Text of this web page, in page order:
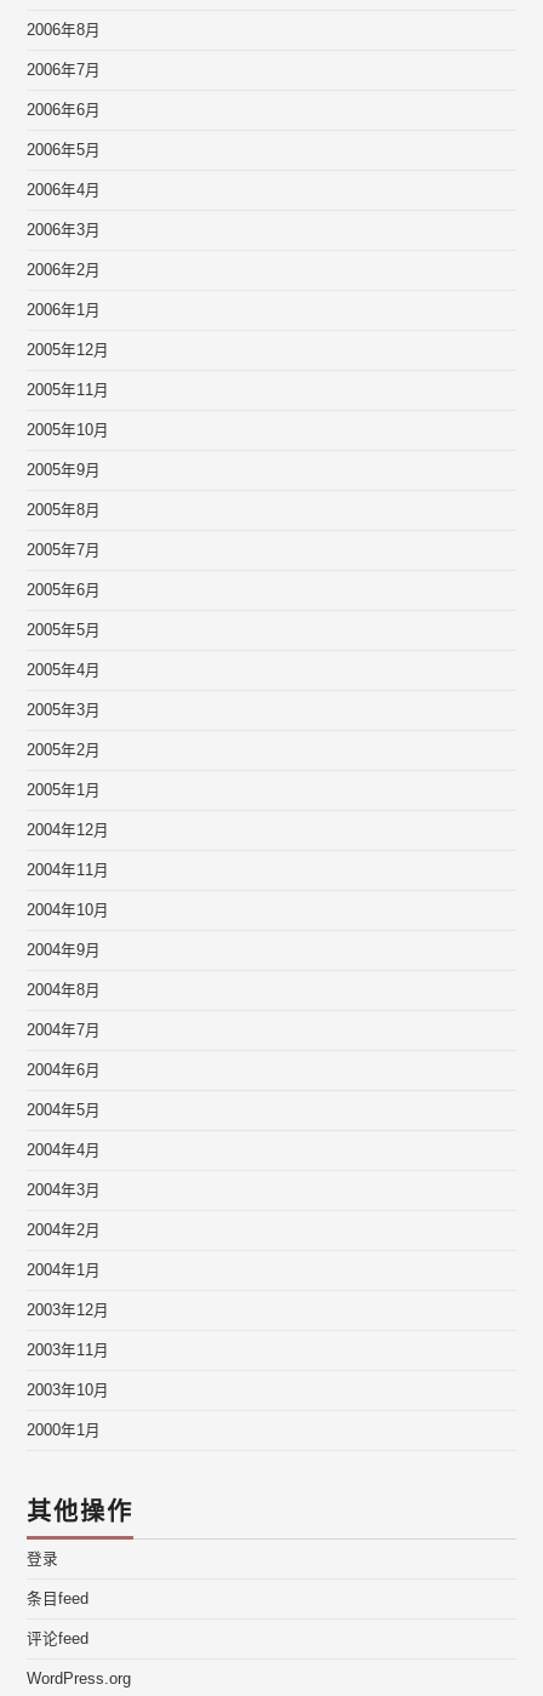
2006年8月
2006年7月
2006年6月
2006年5月
2006年4月
2006年3月
2006年2月
2006年1月
2005年12月
2005年11月
2005年10月
2005年9月
2005年8月
2005年7月
2005年6月
2005年5月
2005年4月
2005年3月
2005年2月
2005年1月
2004年12月
2004年11月
2004年10月
2004年9月
2004年8月
2004年7月
2004年6月
2004年5月
2004年4月
2004年3月
2004年2月
2004年1月
2003年12月
2003年11月
2003年10月
2000年1月
其他操作
登录
条目feed
评论feed
WordPress.org